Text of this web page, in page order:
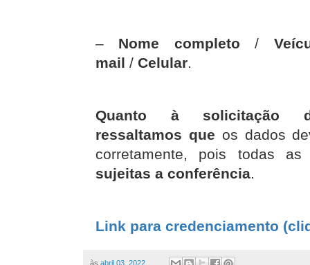
– Nome completo /
mail / Celular.
Quanto à solicitação
ressaltamos que os dados
corretamente, pois todas
sujeitas a conferência.
Link para credenciamento
às abril 03, 2022